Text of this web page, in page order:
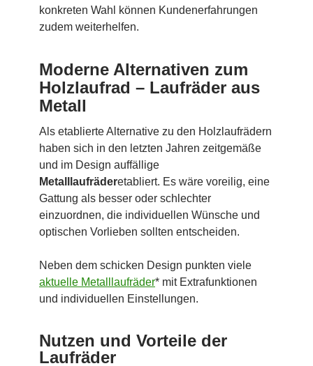
konkreten Wahl können Kundenerfahrungen
zudem weiterhelfen.
Moderne Alternativen zum
Holzlaufrad – Laufräder aus
Metall
Als etablierte Alternative zu den Holzlaufrädern
haben sich in den letzten Jahren zeitgemäße
und im Design auffällige
Metalllaufräderetabliert. Es wäre voreilig, eine
Gattung als besser oder schlechter
einzuordnen, die individuellen Wünsche und
optischen Vorlieben sollten entscheiden.
Neben dem schicken Design punkten viele
aktuelle Metalllaufräder* mit Extrafunktionen
und individuellen Einstellungen.
Nutzen und Vorteile der
Laufräder